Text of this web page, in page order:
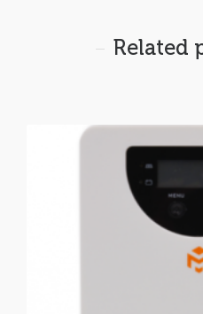
Related